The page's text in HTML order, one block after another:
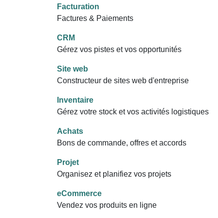
Facturation
Factures & Paiements
CRM
Gérez vos pistes et vos opportunités
Site web
Constructeur de sites web d'entreprise
Inventaire
Gérez votre stock et vos activités logistiques
Achats
Bons de commande, offres et accords
Projet
Organisez et planifiez vos projets
eCommerce
Vendez vos produits en ligne